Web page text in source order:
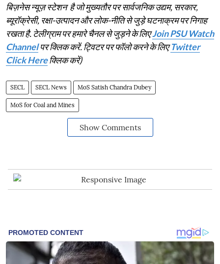
बिज़नेस न्यूज़ स्टेशन है जो मुख्यतौर पर सार्वजनिक उद्यम, सरकार,
ब्यूरॉक्रेसी, रक्षा-उत्पादन और लोक-नीति से जुड़े घटनाक्रम पर निगाह
रखता है. टेलीग्राम पर हमारे चैनल से जुड़ने के लिएJoin PSU Watch
Channelपर क्लिक करें. ट्विटर पर फॉलो करने के लिएTwitter
Click Hereक्लिक करें)
SECL SECL News MoS Satish Chandra Dubey
MoS for Coal and Mines
Show Comments